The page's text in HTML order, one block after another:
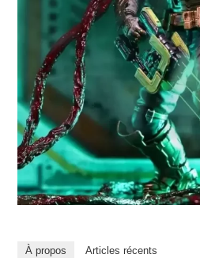
À propos Articles récents